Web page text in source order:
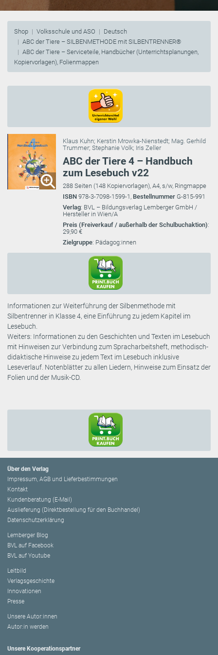
Shop Volksschule und ASO
Deutsch
ABC der Tiere – SILBENMETHODE mit SILBENTRENNER®
ABC der Tiere – Serviceteile, Handbücher (Unterrichtsplanungen,
Kopiervorlagen), Folienmappen
Klaus Kuhn; Kerstin Mrowka-Nienstedt; Mag. Gerhild
Trummer; Stephanie Volk; Iris Zeller
ABC der Tiere 4 – Handbuch
zum Lesebuch v22
288 Seiten (148 Kopiervorlagen), A4, s/w, Ringmappe
ISBN 978-3-7098-1599-1, Bestellnummer G-815-991
Verlag: BVL – Bildungsverlag Lemberger GmbH /
Hersteller in Wien/A
Preis (Freiverkauf / außerhalb der Schulbuchaktion):
29,90 €
Zielgruppe: Pädagog:innen
Informationen zur Weiterführung der Silbenmethode mit
Silbentrenner in Klasse 4, eine Einführung zu jedem Kapitel im
Lesebuch.
Weiters: Informationen zu den Geschichten und Texten im Lesebuch
mit Hinweisen zur Verbindung zum Spracharbeitsheft, methodisch-
didaktische Hinweise zu jedem Text im Lesebuch inklusive
Leseverlauf. Notenblätter zu allen Liedern, Hinweise zum Einsatz der
Folien und der Musik-CD.
Über den Verlag
Impressum, AGB und Lieferbestimmungen
Kontakt
Kundenberatung (E-Mail)
Auslieferung (Direktbestellung für den Buchhandel)
Datenschutzerklärung
Lemberger Blog
BVL auf Facebook
BVL auf Youtube
Leitbild
Verlagsgeschichte
Innovationen
Presse
Unsere Autor:innen
Autor:in werden
Unsere Kooperationspartner